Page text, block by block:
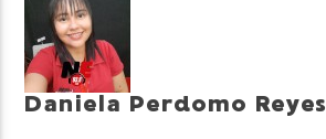
Daniela Perdomo Reyes